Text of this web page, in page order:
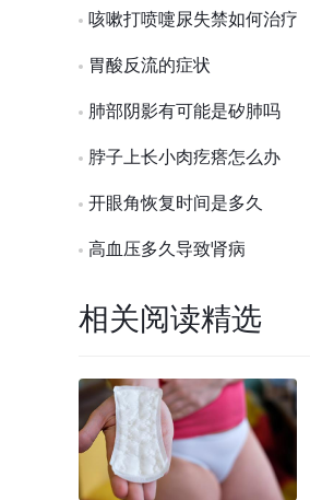
咳嗽打喷嚏尿失禁如何治疗
胃酸反流的症状
肺部阴影有可能是矽肺吗
脖子上长小肉疙瘩怎么办
开眼角恢复时间是多久
高血压多久导致肾病
相关阅读精选